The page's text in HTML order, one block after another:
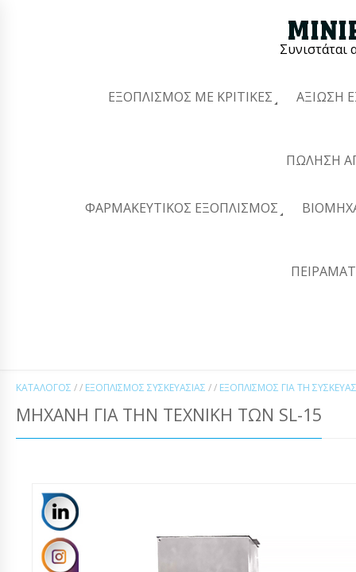
Συνιστάται
ΕΞΟΠΛΙΣΜΌΣ ΜΕ ΚΡΙΤΙΚΈΣ ΑΞΊΩΣΗ
ΠΏΛΗΣΗ
ΦΑΡΜΑΚΕΥΤΙΚΌΣ ΕΞΟΠΛΙΣΜΌΣ
ΚΑΤΆΛΟΓΟΣ / / ΕΞΟΠΛΙΣΜΌΣ ΣΥΣΚΕΥΑΣΊΑΣ / / ΕΞΟΠΛΙΣΜΌΣ ΓΙΑ ΤΗ
ΜΗΧΑΝΉ ΓΙΑ ΤΗΝ ΤΕΧΝΙΚΉ ΤΩΝ SL-15